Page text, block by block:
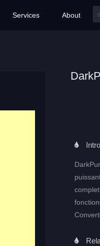
Services About